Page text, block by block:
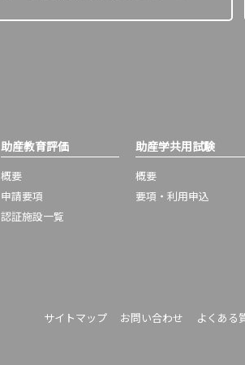
助産教育評価
概要
申請要項
認証施設一覧
助産学共用試験
概要
要項・利用申込
サイトマップ お問い合わせ よくある